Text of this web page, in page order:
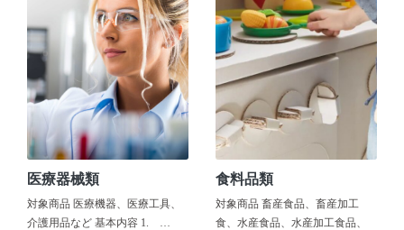
医療器械類
対象商品 医療機器、医療工具、
介護用品など 基本内容 1. …
食料品類
対象商品 畜産食品、畜産加工
食、水産食品、水産加工食品、